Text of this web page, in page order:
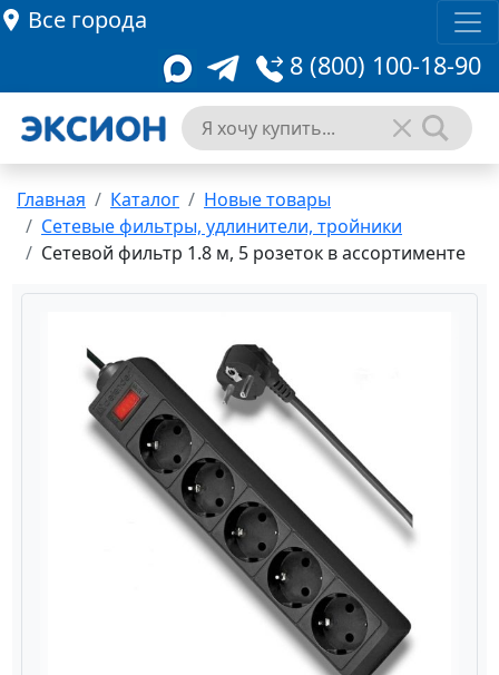
Все города
8 (800) 100-18-90
Главная Каталог
Новые товары
Сетевые фильтры, удлинители, тройники
Сетевой фильтр 1.8 м, 5 розеток в ассортименте